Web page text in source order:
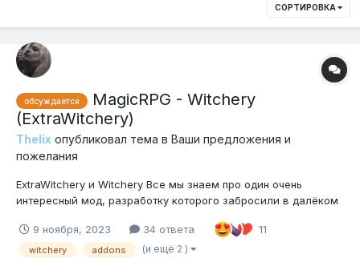
СОРТИРОВКА
обсуждается
MagicRPG - Witchery
(ExtraWitchery)
Thelix опубликовал тема в Ваши предложения и
пожелания
ExtraWitchery и Witchery Все мы знаем про один очень
интересный мод, разработку которого забросили в далёком
количество интересных и уникальных механик, увы, у нас
этот мод не очень актуален, но как оказалось всё не так
9 ноября, 2023 34 ответа 11
witchery addons (и ещё 2 )